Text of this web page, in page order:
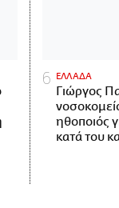
ΕΛΛΑΔΑ
Γιώργος
ηθοποιός
κατά του